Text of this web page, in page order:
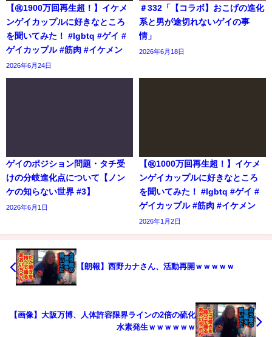
【㊗️1900万回再生超！】イケメ
ンゲイカップルに好きなところ
を聞いてみた！ #lgbtq #ゲイ #
ゲイカップル #筋肉 #イケメン
2026年6月24日
＃332「【コラボ】おこげの進化
系と男が途切れないゲイの事
情」
2026年6月18日
ゲイのポジション問題・タチ受
けの分岐進化点について【ノン
ケの知らない世界 #3】
2026年6月1日
【㊗️1000万回再生超！】イケメ
ンゲイカップルに好きなところ
を聞いてみた！ #lgbtq #ゲイ #
ゲイカップル #筋肉 #イケメン
2026年1月2日
【朗報】西野カナさん、活動再開ｗｗｗｗｗ
【画像】大阪万博、人体許容限界ラインの2倍の硫化
水素発生ｗｗｗｗｗｗ